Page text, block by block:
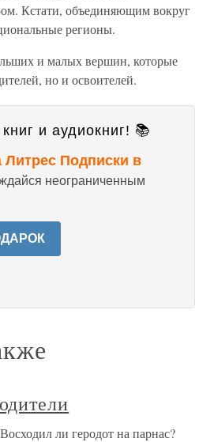
Кстати, объединяющим вокруг
регионы.
и малых вершин, которые
но и освоителей.
и аудиокниг! 📚
Литрес Подписки в
неограниченным
ли геродот на парнас?